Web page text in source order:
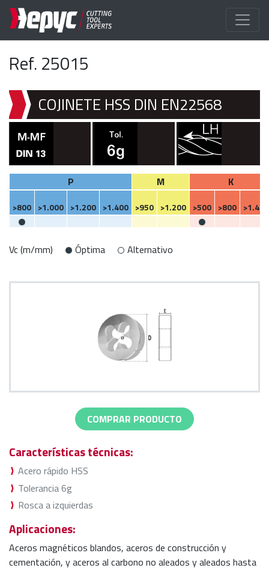
Ref. 25015
COJINETE HSS DIN EN22568
P M K
>800 >1.000 >1.200 >1.400 >950 >1.200 >500 >800 >1.400
Vc (m/mm) Óptima Alternativo
COMPRAR PRODUCTO
Características técnicas:
Acero rápido HSS
Tolerancia 6g
Rosca a izquierdas
Aplicaciones:
Aceros magnéticos blandos, aceros de construcción y
cementación, y aceros al carbono no aleados y aleados hasta